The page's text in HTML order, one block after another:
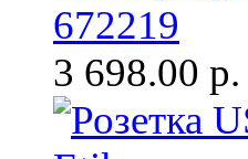
672219
3 698.00 р.